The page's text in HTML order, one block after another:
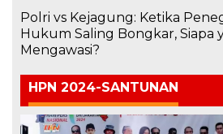
Polri vs Kejagung: Ketika
Hukum Saling Bongkar, Siapa
Mengawasi?
HPN 2024-SANTUNAN